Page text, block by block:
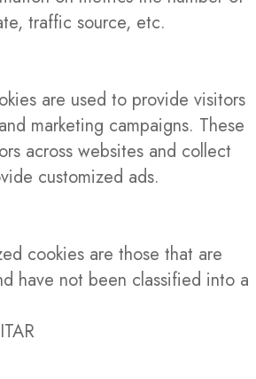
traffic source, etc.
are used to provide visitors
marketing campaigns. These
across websites and collect
customized ads.
cookies are those that are
have not been classified into a